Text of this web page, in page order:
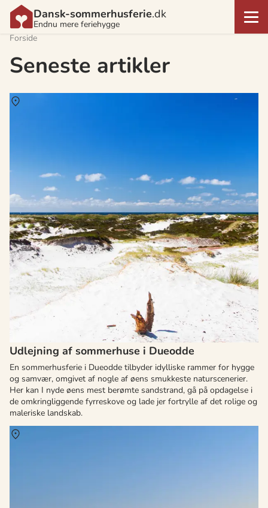
Dansk-sommerhusferie.dk
Endnu mere feriehygge
Forside
Seneste artikler
Udlejning af sommerhuse i Dueodde
En sommerhusferie i Dueodde tilbyder idylliske rammer for hygge
og samvær, omgivet af nogle af øens smukkeste naturscenerier.
Her kan I nyde øens mest berømte sandstrand, gå på opdagelse i
de omkringliggende fyrreskove og lade jer fortrylle af det rolige og
maleriske landskab.